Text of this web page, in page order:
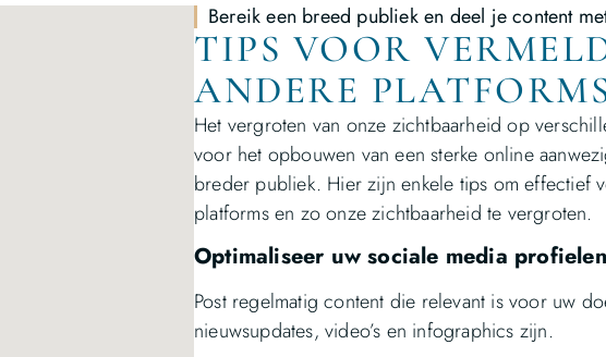
Bereik een breed publiek en deel je content
TIPS VOOR
ANDERE
Het vergroten van onze zichtbaarheid op
voor het opbouwen van een sterke online
breder publiek. Hier zijn enkele tips om effectief
platforms en zo onze zichtbaarheid te vergroten.
Optimaliseer uw sociale media profielen
Post regelmatig content die relevant is voor uw
nieuwsupdates, video’s en infographics zijn.